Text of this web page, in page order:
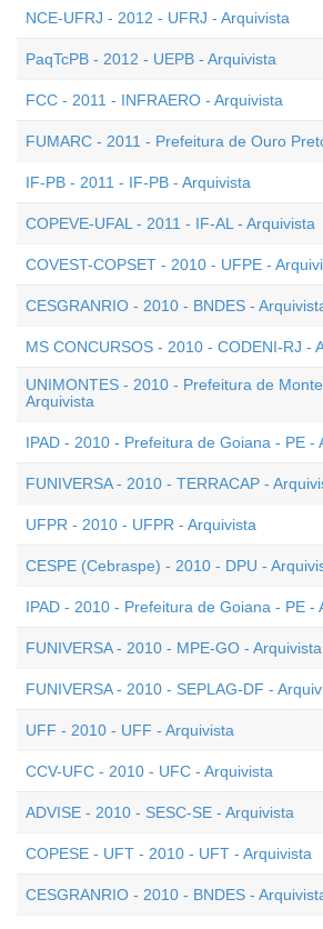
NCE-UFRJ - 2012 - UFRJ - Arquivista
PaqTcPB - 2012 - UEPB - Arquivista
FCC - 2011 - INFRAERO - Arquivista
FUMARC - 2011 - Prefeitura de Ouro
IF-PB - 2011 - IF-PB - Arquivista
COPEVE-UFAL - 2011 - IF-AL - Arquivista
COVEST-COPSET - 2010 - UFPE -
CESGRANRIO - 2010 - BNDES -
MS CONCURSOS - 2010 - CODENI-RJ -
UNIMONTES - 2010 - Prefeitura de
Arquivista
IPAD - 2010 - Prefeitura de Goiana - PE -
FUNIVERSA - 2010 - TERRACAP -
UFPR - 2010 - UFPR - Arquivista
CESPE (Cebraspe) - 2010 - DPU -
IPAD - 2010 - Prefeitura de Goiana - PE -
FUNIVERSA - 2010 - MPE-GO - Arquivista
FUNIVERSA - 2010 - SEPLAG-DF -
UFF - 2010 - UFF - Arquivista
CCV-UFC - 2010 - UFC - Arquivista
ADVISE - 2010 - SESC-SE - Arquivista
COPESE - UFT - 2010 - UFT - Arquivista
CESGRANRIO - 2010 - BNDES -